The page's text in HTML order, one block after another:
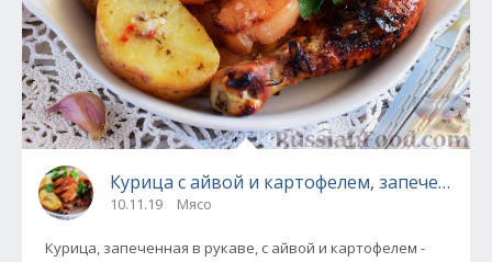
Курица с айвой и картофелем, запеченная
10.11.19 Мясо
Курица, запеченная в рукаве, с айвой и картофелем -